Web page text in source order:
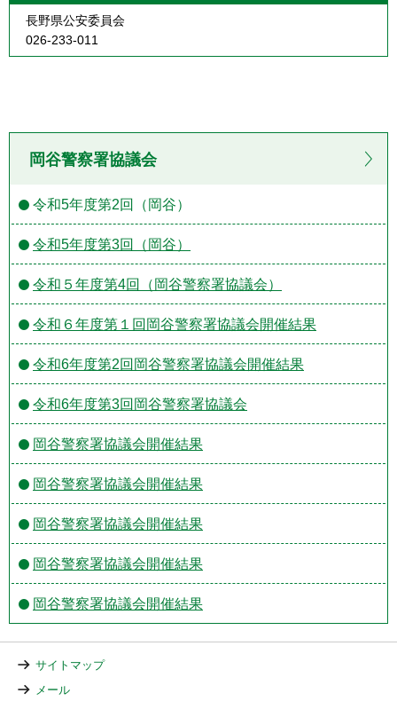
長野県公安委員会
026-233-011
岡谷警察署協議会
令和5年度第2回（岡谷）
令和5年度第3回（岡谷）
令和５年度第4回（岡谷警察署協議会）
令和６年度第１回岡谷警察署協議会開催結果
令和6年度第2回岡谷警察署協議会開催結果
令和6年度第3回岡谷警察署協議会
岡谷警察署協議会開催結果
岡谷警察署協議会開催結果
岡谷警察署協議会開催結果
岡谷警察署協議会開催結果
岡谷警察署協議会開催結果
サイトマップ
メール